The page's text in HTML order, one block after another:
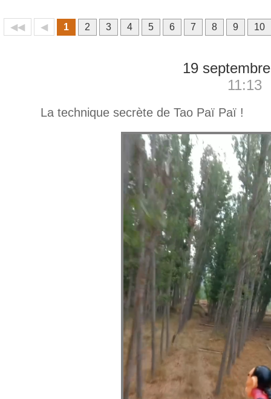
◀◀ ◀ 1 2 3 4 5 6 7 8 9 10
19
11:13
La technique secrète de Tao Paï Paï !